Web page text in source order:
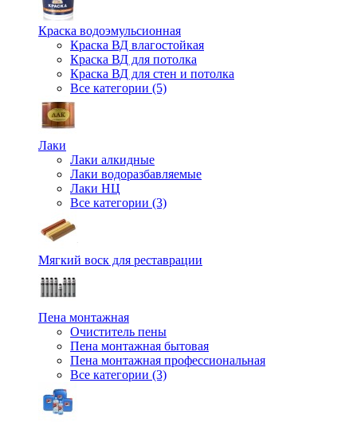
Краска водоэмульсионная
Краска ВД влагостойкая
Краска ВД для потолка
Краска ВД для стен и потолка
Все категории (5)
Лаки
Лаки алкидные
Лаки водоразбавляемые
Лаки НЦ
Все категории (3)
Мягкий воск для реставрации
Пена монтажная
Очиститель пены
Пена монтажная бытовая
Пена монтажная профессиональная
Все категории (3)